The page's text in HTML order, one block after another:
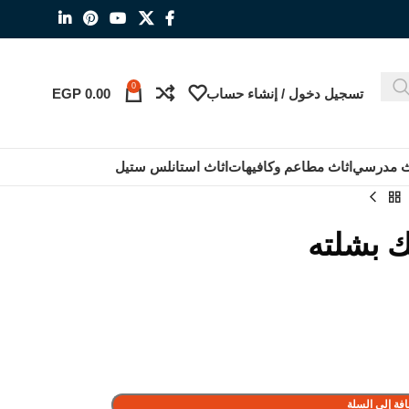
تسجيل دخول / إنشاء حساب 0
EGP 0.00
مدرسي اثاث مطاعم وكافيهات اثاث استانلس ستيل
بشلته
إلى السلة